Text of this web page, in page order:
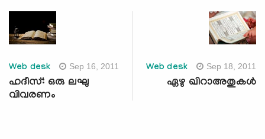
Web desk Sep 16, 2011
ഹദീസ്: ഒരു ലഘു
വിവരണം
Web desk Sep 18, 2011
ഏഴു ഖിറാഅതുകള്‍